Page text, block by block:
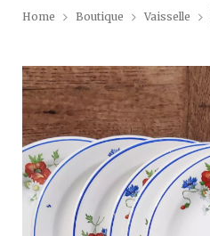
Home Boutique Vaisselle